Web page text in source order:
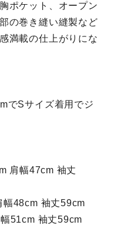
ポケット、オープン
の巻き縫い縫製など
満載の仕上がりにな
でSサイズ着用でジ
幅47cm 袖丈
48cm 袖丈59cm
袖丈59cm